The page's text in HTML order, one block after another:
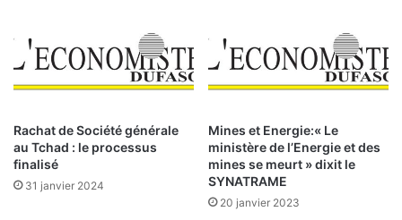
e
l
a
e
i
n
t
Rachat de Société générale
au Tchad : le processus
finalisé
31 janvier 2024
Mines et Energie:« Le
ministère de l’Energie et des
mines se meurt » dixit le
SYNATRAME
20 janvier 2023